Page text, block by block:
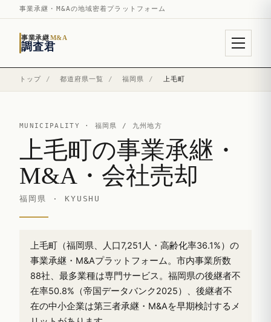
事業承継・M&Aの地域密着プラットフォーム
事業承継M&A
調査君
トップ / 都道府県一覧 / 福岡県 / 上毛町
MUNICIPALITY · 福岡県 / 九州地方
上毛町の事業承継・
M&A・会社売却
福岡県 · KYUSHU
上毛町（福岡県、人口7,251人・高齢化率36.1%）の
事業承継・M&Aプラットフォーム。市内事業所数
88社、最多業種は専門サービス。福岡県の後継者不
在率50.8%（帝国データバンク2025）、後継者不
在の中小企業は第三者承継・M&Aを早期検討するメ